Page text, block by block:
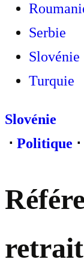
Serbie
Slovénie
Turquie
Slovénie
⋅ Politique ⋅